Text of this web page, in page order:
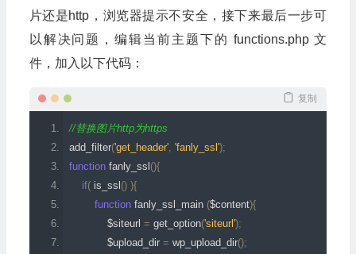
片还是http，浏览器提示不安全，接下来最后一步可
以解决问题，编辑当前主题下的 functions.php 文
件，加入以下代码：
复制
//替换图片http为https
add_filter('get_header', 'fanly_ssl');
function fanly_ssl(){
if( is_ssl() ){
function fanly_ssl_main ($content){
$siteurl = get_option('siteurl');
$upload_dir = wp_upload_dir();